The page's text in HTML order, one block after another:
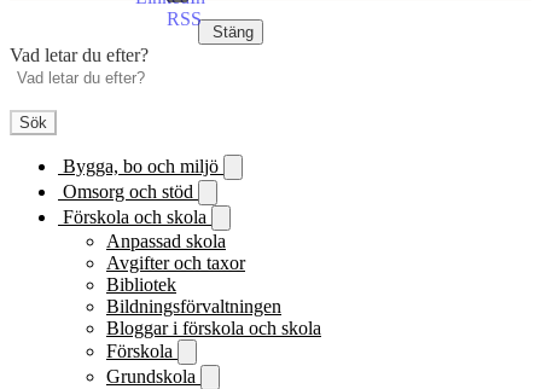
Stäng
Vad letar du efter?
Sök
Bygga, bo och miljö
Omsorg och stöd
Förskola och skola
Anpassad skola
Avgifter och taxor
Bibliotek
Bildningsförvaltningen
Bloggar i förskola och skola
Förskola
Grundskola